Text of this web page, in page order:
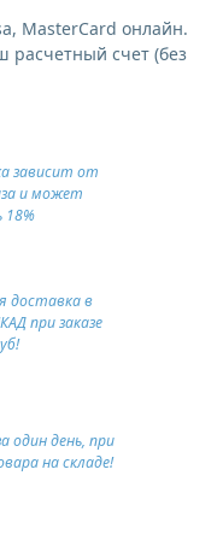
MasterCard онлайн.
счет (без
зависит от
и может
доставка в
при заказе
один день, при
на складе!